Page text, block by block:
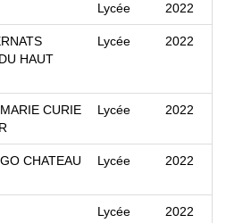
Lycée 2022
HAUT
Lycée 2022
CURIE
Lycée 2022
CHATEAU
Lycée 2022
Lycée 2022